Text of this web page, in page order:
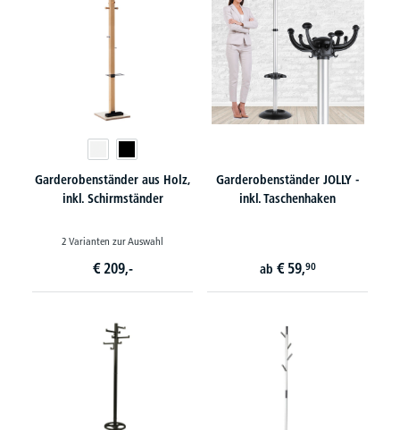
Garderobenständer aus Holz,
inkl. Schirmständer
2 Varianten zur Auswahl
€ 209,-
Garderobenständer JOLLY -
inkl. Taschenhaken
ab € 59,90